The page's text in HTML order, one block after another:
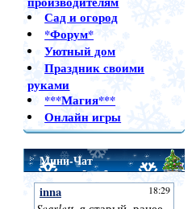
Сад и огород
*Форум*
Уютный дом
Праздник своими
руками
***Магия***
Онлайн игры
Мини-Чат